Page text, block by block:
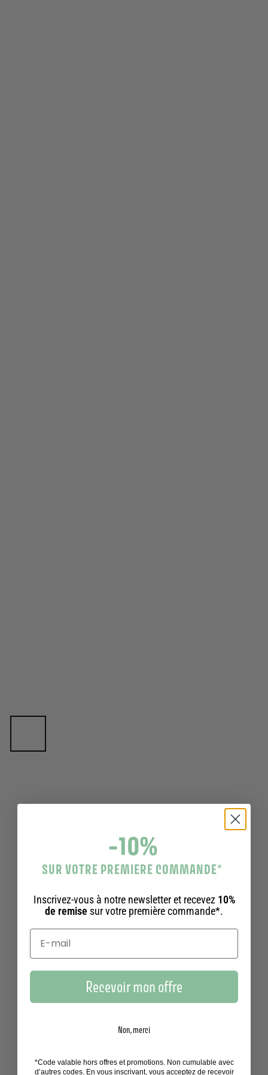
EXTRA-DOUX CADEAU 97% NATUREL
-10%
SUR VOTRE PREMIERE COMMANDE*
Inscrivez-vous à notre newsletter et recevez 10%
de remise sur votre première commande*.
Recevoir mon offre
Non, merci
*Code valable hors offres et promotions. Non cumulable avec
d’autres codes. En vous inscrivant, vous acceptez de recevoir